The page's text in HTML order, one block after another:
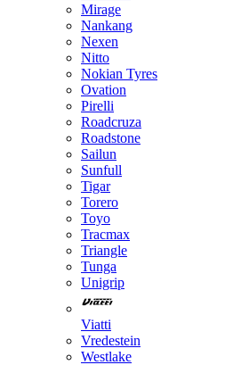
Mirage
Nankang
Nexen
Nitto
Nokian Tyres
Ovation
Pirelli
Roadcruza
Roadstone
Sailun
Sunfull
Tigar
Torero
Toyo
Tracmax
Triangle
Tunga
Unigrip
Viatti
Vredestein
Westlake